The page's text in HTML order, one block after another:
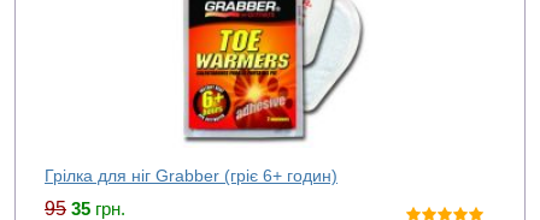
Грілка для ніг Grabber (гріє 6+ годин)
95 35 грн.